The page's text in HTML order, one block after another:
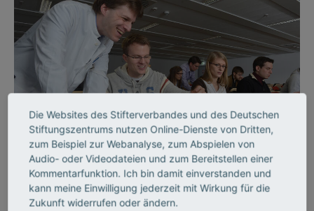
©
LEHRE
Lehrende, die begeistern
Die Websites des Stifterverbandes und des Deutschen
Stiftungszentrums nutzen Online-Dienste von Dritten,
zum Beispiel zur Webanalyse, zum Abspielen von
Audio- oder Videodateien und zum Bereitstellen einer
Kommentarfunktion. Ich bin damit einverstanden und
kann meine Einwilligung jederzeit mit Wirkung für die
Zukunft widerrufen oder ändern.